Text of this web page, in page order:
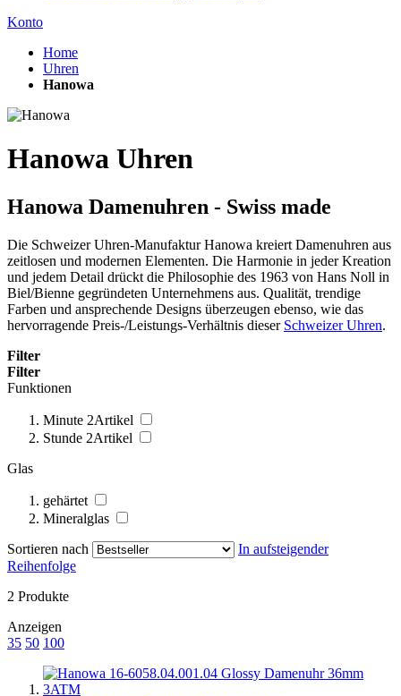
Konto
Home
Uhren
Hanowa
Hanowa Uhren
Hanowa Damenuhren - Swiss made
Die Schweizer Uhren-Manufaktur Hanowa kreiert Damenuhren aus
zeitlosen und modernen Elementen. Die Harmonie in jeder Kreation
und jedem Detail drückt die Philosophie des 1963 von Hans Noll in
Biel/Bienne gegründeten Unternehmens aus. Qualität, trendige
Farben und ansprechende Designs überzeugen ebenso, wie das
hervorragende Preis-/Leistungs-Verhältnis dieser Schweizer Uhren.
Filter
Filter
Funktionen
Minute 2Artikel
Stunde 2Artikel
Glas
gehärtet
Mineralglas
Sortieren nach
In aufsteigender
Reihenfolge
2 Produkte
Anzeigen
35 50 100